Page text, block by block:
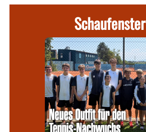
Schaufenster